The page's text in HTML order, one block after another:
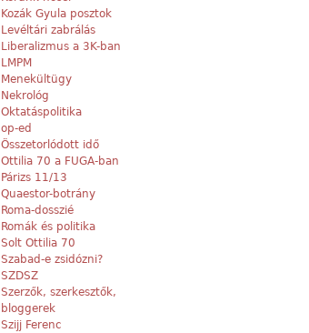
Kozák Gyula posztok
Levéltári zabrálás
Liberalizmus a 3K-ban
LMPM
Menekültügy
Nekrológ
Oktatáspolitika
op-ed
Összetorlódott idő
Ottilia 70 a FUGA-ban
Párizs 11/13
Quaestor-botrány
Roma-dosszié
Romák és politika
Solt Ottilia 70
Szabad-e zsidózni?
SZDSZ
Szerzők, szerkesztők,
bloggerek
Szijj Ferenc